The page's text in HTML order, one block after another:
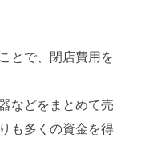
とで、閉店費用を
などをまとめて売
も多くの資金を得